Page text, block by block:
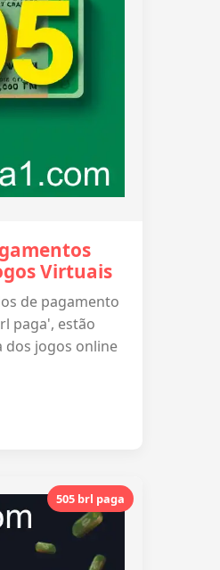
Virtuais
de pagamento
paga', estão
dos jogos online
505 brl paga